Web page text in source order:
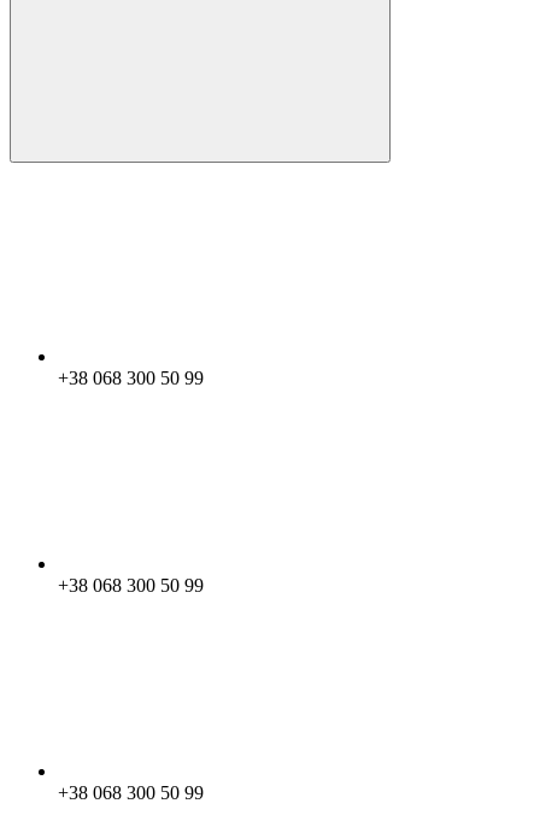
+38 068 300 50 99
+38 068 300 50 99
+38 068 300 50 99